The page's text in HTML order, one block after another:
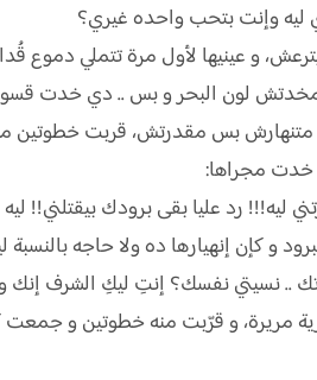
ليه وإنت بتحب واحده غيري؟
و عينيها لأول مرة تتملي دموع
مخدتش لون البحر و بس .. دي خدت
بس مقدرتش، قربت خطوتين
مجراها:
ليه!!! رد عليا بقى برودك بيقتلني!!
و كإن إنهيارها ده ولا حاجه
.. نسيتي نفسك؟ إنتِ ليكِ الشرف إنك
مريرة، و قرّبت منه خطوتين و جمعت